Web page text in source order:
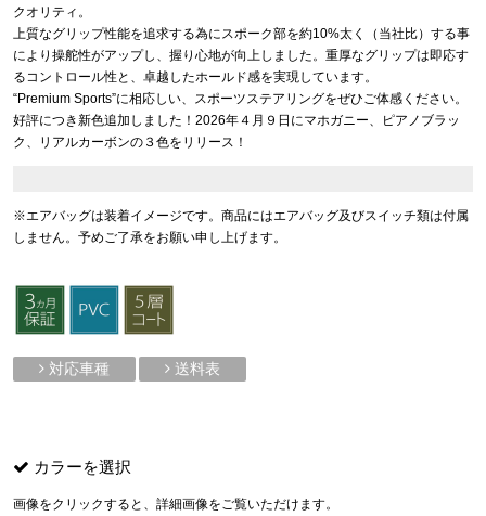
クオリティ。
上質なグリップ性能を追求する為にスポーク部を約10%太く（当社比）する事
により操舵性がアップし、握り心地が向上しました。重厚なグリップは即応す
るコントロール性と、卓越したホールド感を実現しています。
“Premium Sports”に相応しい、スポーツステアリングをぜひご体感ください。
好評につき新色追加しました！2026年４月９日にマホガニー、ピアノブラッ
ク、リアルカーボンの３色をリリース！
※エアバッグは装着イメージです。商品にはエアバッグ及びスイッチ類は付属
しません。予めご了承をお願い申し上げます。
対応車種 送料表
カラーを選択
画像をクリックすると、詳細画像をご覧いただけます。